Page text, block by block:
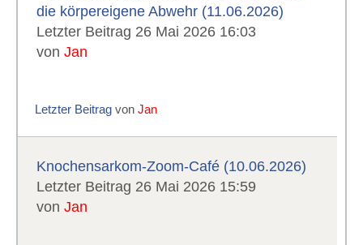
die körpereigene Abwehr (11.06.2026)
Letzter Beitrag 26 Mai 2026 16:03
vonJan
Letzter Beitrag vonJan
Knochensarkom-Zoom-Café (10.06.2026)
Letzter Beitrag 26 Mai 2026 15:59
vonJan